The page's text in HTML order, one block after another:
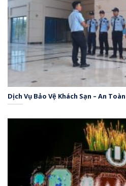
Dịch Vụ Bảo Vệ Khách Sạn – An